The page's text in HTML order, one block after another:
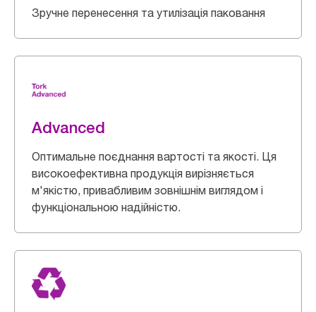
Зручне перенесення та утилізація паковання
Advanced
Оптимальне поєднання вартості та якості. Ця
високоефективна продукція вирізняється
м'якістю, привабливим зовнішнім виглядом і
функціональною надійністю.